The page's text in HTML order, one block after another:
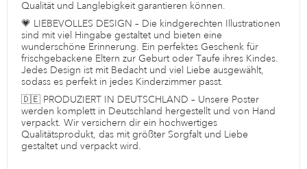
Qualität und Langlebigkeit garantieren können.
💗 LIEBEVOLLES DESIGN – Die kindgerechten Illustrationen
sind mit viel Hingabe gestaltet und bieten eine
wunderschöne Erinnerung. Ein perfektes Geschenk für
frischgebackene Eltern zur Geburt oder Taufe ihres Kindes.
Jedes Design ist mit Bedacht und viel Liebe ausgewählt,
sodass es perfekt in jedes Kinderzimmer passt.
🇩🇪 PRODUZIERT IN DEUTSCHLAND – Unsere Poster
werden komplett in Deutschland hergestellt und von Hand
verpackt. Wir versichern dir ein hochwertiges
Qualitätsprodukt, das mit größter Sorgfalt und Liebe
gestaltet und verpackt wird.